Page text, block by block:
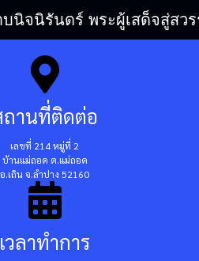
บนิจนิรันดร์ พระผู้เสด็จสู่ส
านที่ติดต่อ
เลขที่ 214 หมู่ที่ 2
บ้านแม่ถอด ต.แม่ถอด
อ.เถิน จ.ลำปาง 52160
เวลาทำการ